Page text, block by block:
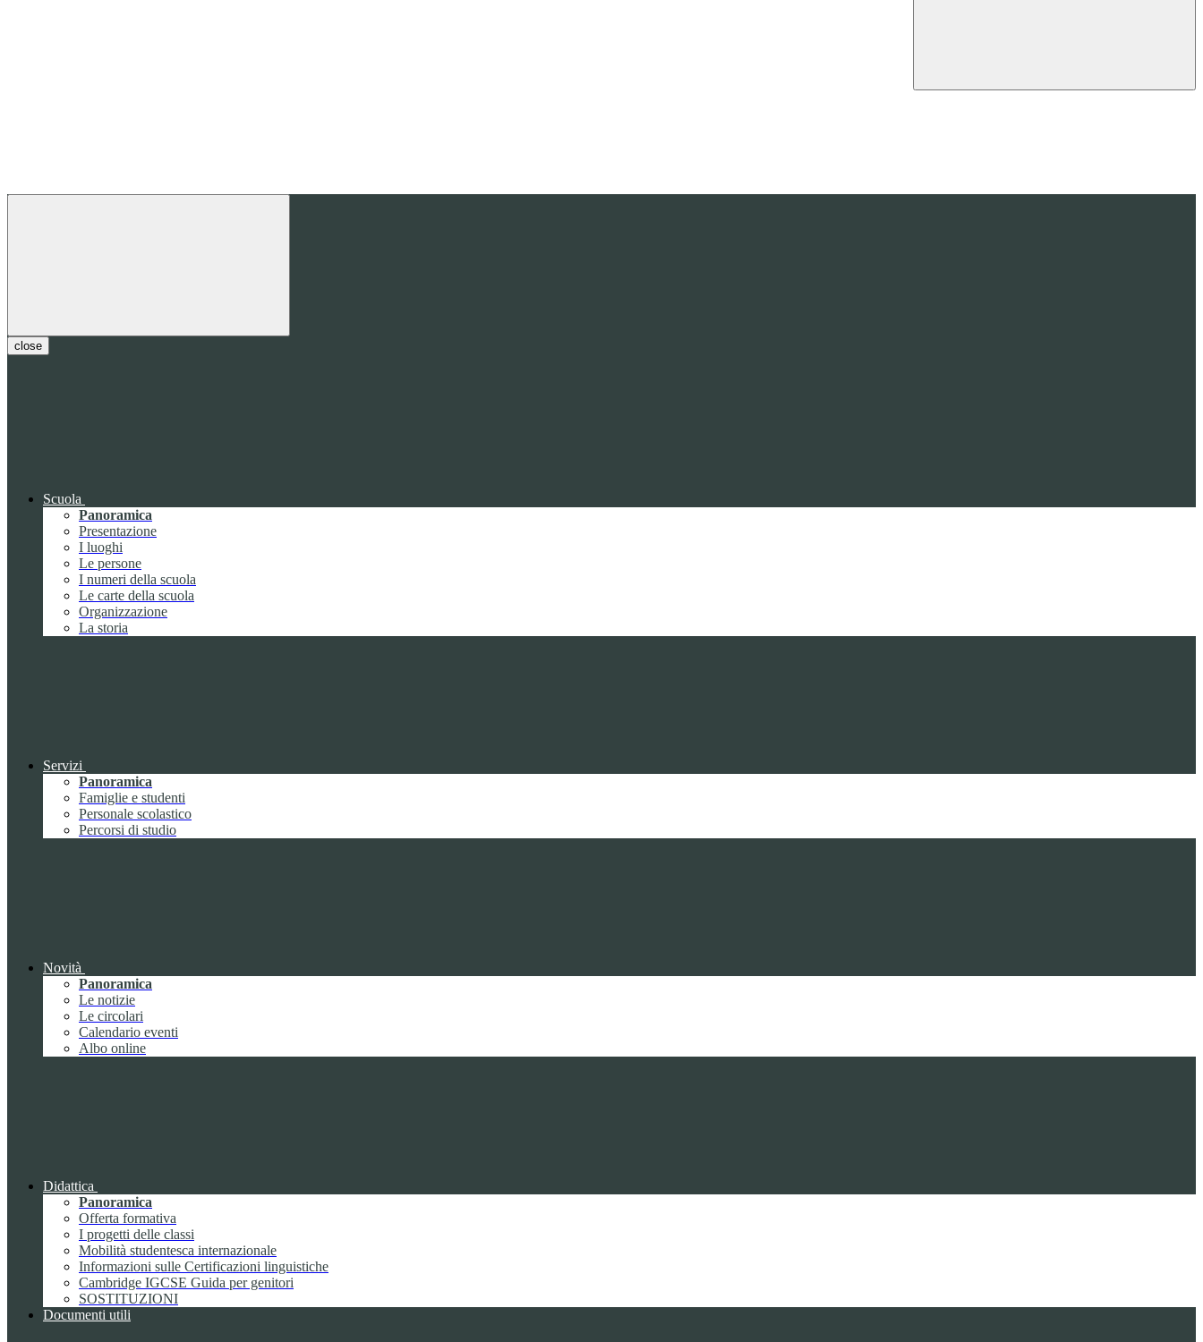
close
Scuola
Panoramica
Presentazione
I luoghi
Le persone
I numeri della scuola
Le carte della scuola
Organizzazione
La storia
Servizi
Panoramica
Famiglie e studenti
Personale scolastico
Percorsi di studio
Novità
Panoramica
Le notizie
Le circolari
Calendario eventi
Albo online
Didattica
Panoramica
Offerta formativa
I progetti delle classi
Mobilità studentesca internazionale
Informazioni sulle Certificazioni linguistiche
Cambridge IGCSE Guida per genitori
SOSTITUZIONI
Documenti utili